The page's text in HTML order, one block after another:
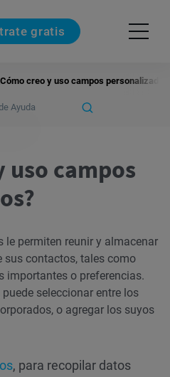
gratis
creo y uso campos
uso campos
le permiten reunir y almacenar
sus contactos, tales como
importantes o preferencias.
puede seleccionar entre los
o agregar los suyos
, para recopilar datos